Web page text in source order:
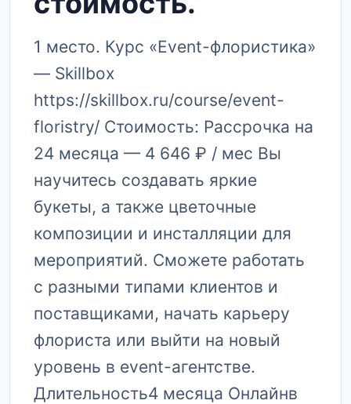
1 место. Курс «Event-флористика»
— Skillbox
https://skillbox.ru/course/event-
floristry/ Стоимость: Рассрочка на
24 месяца — 4 646 ₽ / мес Вы
научитесь создавать яркие
букеты, а также цветочные
композиции и инсталляции для
мероприятий. Сможете работать
с разными типами клиентов и
поставщиками, начать карьеру
флориста или выйти на новый
уровень в event-агентстве.
Длительность4 месяца Онлайнв